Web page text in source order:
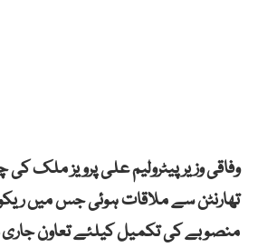
وفاقی وزیر پیٹرولیم علی پرویز ملک
تھارنٹن سے ملاقات ہوئی جس میں
منصوبے کی تکمیل کیلئے تعاون جاری